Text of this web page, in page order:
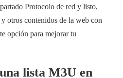
Protocolo de red y listo,
otros contenidos de la web con
opción para mejorar tu
lista M3U en